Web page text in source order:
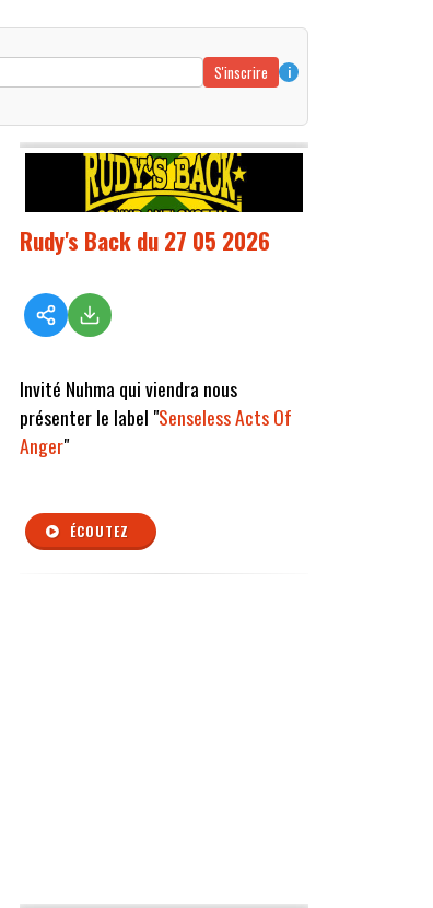
S'inscrire
i
Rudy's Back du 27 05 2026
Invité Nuhma qui viendra nous
présenter le label "Senseless Acts Of
Anger"
ÉCOUTEZ